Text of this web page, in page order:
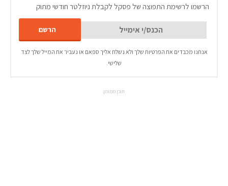
הרשמו לרשימת התפוצה של פסקל לקבלת ניוזלטר חודשי מתוק
אנחנו מכבדים את הפרטיות שלך ולא נשלח אליך ספאם או נעביר את המייל שלך לצד
שלישי.
תוכן ממומן